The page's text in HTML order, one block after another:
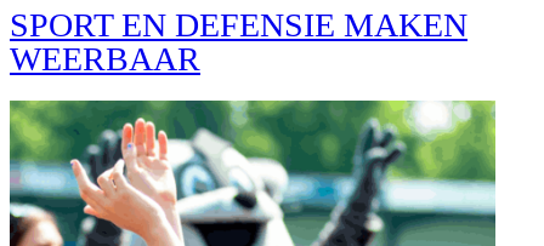
SPORT EN DEFENSIE MAKEN
WEERBAAR